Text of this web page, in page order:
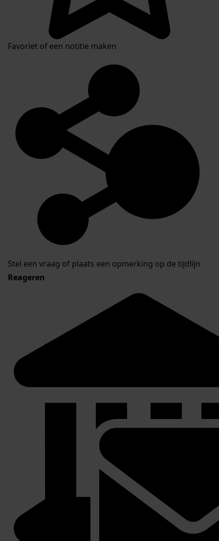
Favoriet of een notitie maken
Stel een vraag of plaats een opmerking op de tijdlijn
Reageren